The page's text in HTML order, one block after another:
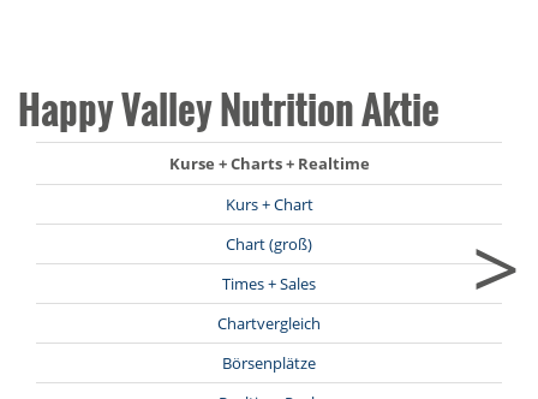
Happy Valley Nutrition Aktie
Kurse + Charts + Realtime
Kurs + Chart
Chart (groß)
Times + Sales
Chartvergleich
Börsenplätze
>